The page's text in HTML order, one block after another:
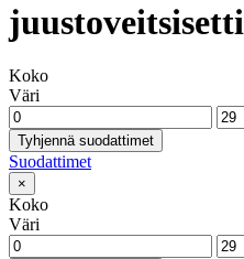
juustoveitsisetti
Koko
Väri
Tyhjennä suodattimet
Suodattimet
×
Koko
Väri